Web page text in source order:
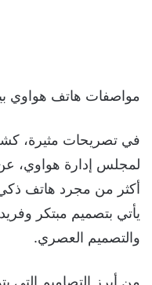
مواصفات هاتف هواوي
في تصريحات مثيرة، كشف
لمجلس إدارة هواوي، عن
أكثر من مجرد هاتف ذكي
يأتي بتصميم مبتكر وفريد
والتصميم العصري.
من أبرز التصاميم التي